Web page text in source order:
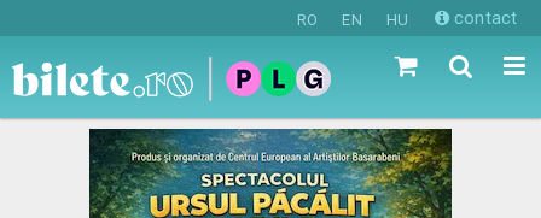
RO EN HU contact